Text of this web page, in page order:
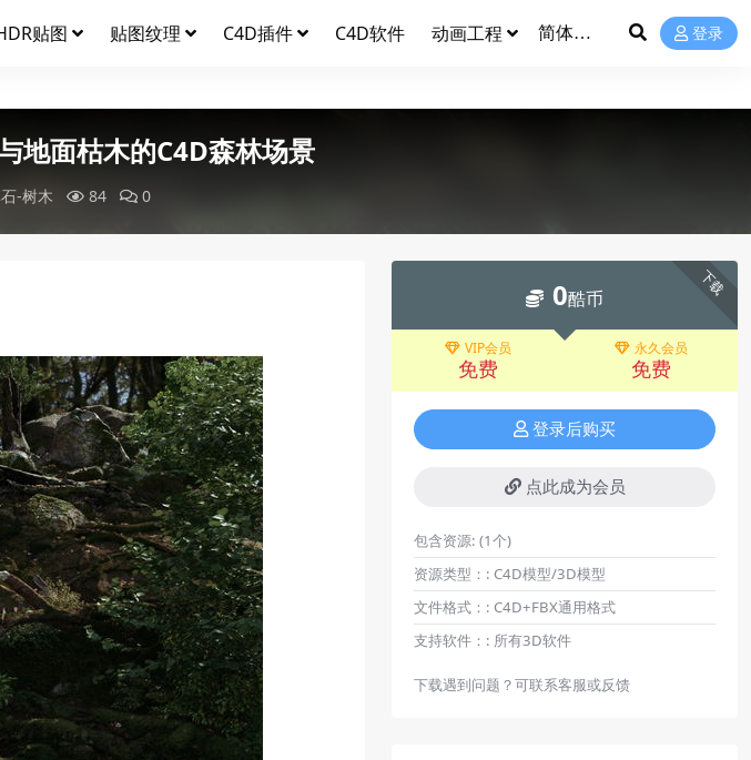
贴图 贴图纹理 C4D插件 C4D软件 动画工程 登录
地面枯木的C4D森林场景
-树木 84 0
下载
0酷币
VIP会员
免费
永久会员
免费
登录后购买
点此成为会员
包含资源: (1个)
资源类型：: C4D模型/3D模型
文件格式：: C4D+FBX通用格式
支持软件：: 所有3D软件
下载遇到问题？可联系客服或反馈